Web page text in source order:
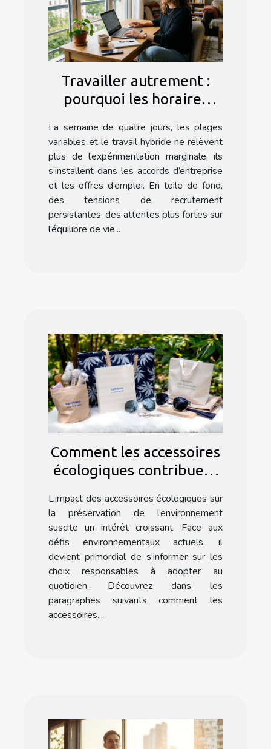
Travailler autrement :
pourquoi les horaires
terrain
La semaine de quatre jours, les plages
variables et le travail hybride ne relèvent
plus de l’expérimentation marginale, ils
s’installent dans les accords d’entreprise
et les offres d’emploi. En toile de fond,
des tensions de recrutement
persistantes, des attentes plus fortes sur
l’équilibre de vie...
Comment les accessoires
écologiques contribuent
durable
L’impact des accessoires écologiques sur
la préservation de l’environnement
suscite un intérêt croissant. Face aux
défis environnementaux actuels, il
devient primordial de s’informer sur les
choix responsables à adopter au
quotidien. Découvrez dans les
paragraphes suivants comment les
accessoires...